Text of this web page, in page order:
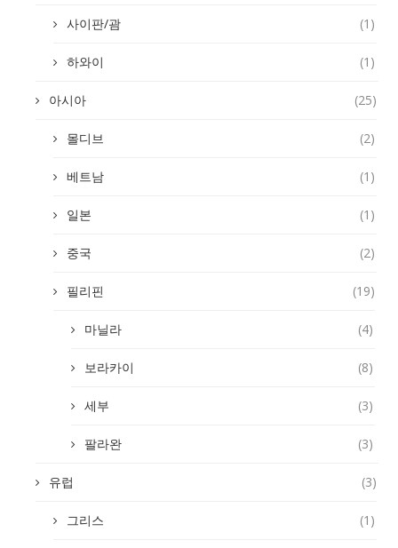
사이판/괌 (1)
하와이 (1)
아시아 (25)
몰디브 (2)
베트남 (1)
일본 (1)
중국 (2)
필리핀 (19)
마닐라 (4)
보라카이 (8)
세부 (3)
팔라완 (3)
유럽 (3)
그리스 (1)